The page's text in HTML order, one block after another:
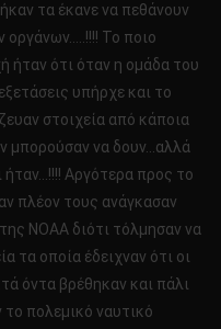
τα έκανε να πεθάνουν
οργάνων…..!!!! Το ποιο
ήταν ότι όταν η ομάδα του
υπήρχε και το
στοιχεία από κάποια
μπορούσαν να δουν…αλλά
ήταν…!!!! Αργότερα προς το
πλέον τους ανάγκασαν
ΝΟΑΑ διότι τόλμησαν να
τα οποία έδειχναν ότι οι
όντα βρέθηκαν και πάλι
πολεμικό ναυτικό